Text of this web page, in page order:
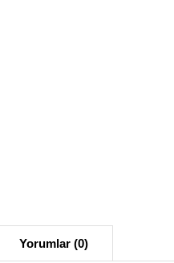
Yorumlar (0)